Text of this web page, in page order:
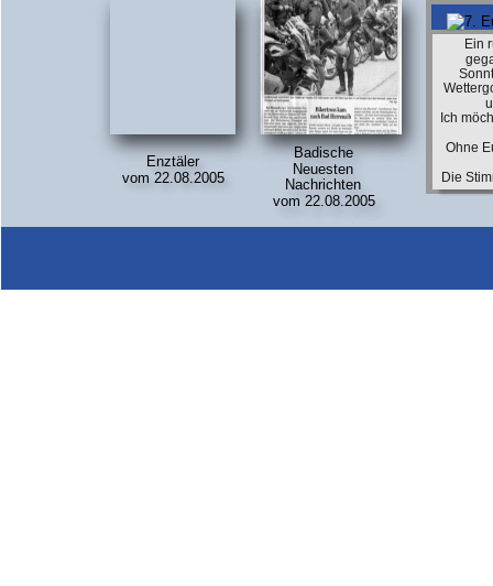
Badische
Neuesten
Nachrichten
vom 22.08.2005
Enztäler
vom 22.08.2005
Ein
Ich
Ohne
Die